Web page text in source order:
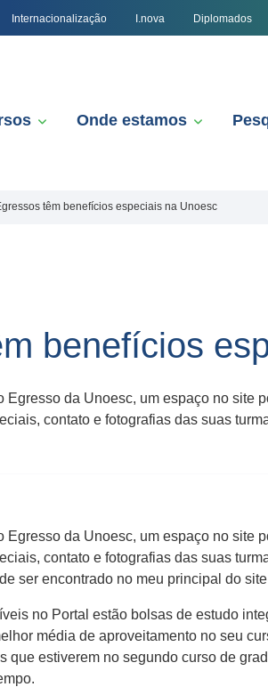
Internacionalização I.nova Diplomados
Onde estamos
têm benefícios especiais na Unoesc
benefícios
Egresso da Unoesc, um espaço no
contato e fotografias das suas
Egresso da Unoesc, um espaço no
contato e fotografias das suas
ser encontrado no meu principal do
no Portal estão bolsas de estudo
média de aproveitamento no seu
que estiverem no segundo curso de